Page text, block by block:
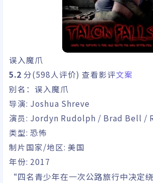
误入魔爪
5.2 分(598人评价) 查看影评文案
别名：误入魔爪
导演: Joshua Shreve
演员: Jordyn Rudolph / Brad Bell /
类型: 恐怖
制片国家/地区: 美国
年份: 2017
“四名青少年在一次公路旅行中决定